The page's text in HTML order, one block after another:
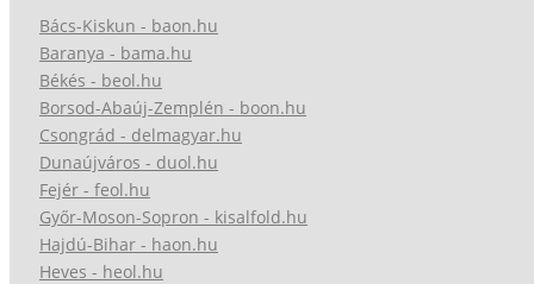
Bács-Kiskun - baon.hu
Baranya - bama.hu
Békés - beol.hu
Borsod-Abaúj-Zemplén - boon.hu
Csongrád - delmagyar.hu
Dunaújváros - duol.hu
Fejér - feol.hu
Győr-Moson-Sopron - kisalfold.hu
Hajdú-Bihar - haon.hu
Heves - heol.hu